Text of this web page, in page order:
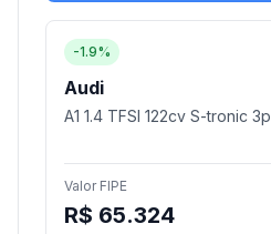
-1.9%
Audi
A1 1.4 TFSI 122cv S-tronic 3p
Valor FIPE
R$ 65.324